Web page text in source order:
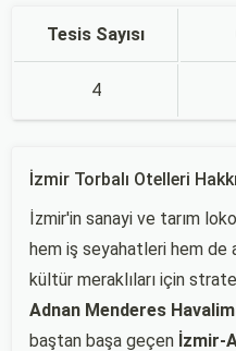
Tesis Sayısı
4
İzmir Torbalı Otelleri
İzmir'in sanayi ve tarım
hem iş seyahatleri hem de
kültür meraklıları için
Adnan Menderes
baştan başa geçen İzmir-